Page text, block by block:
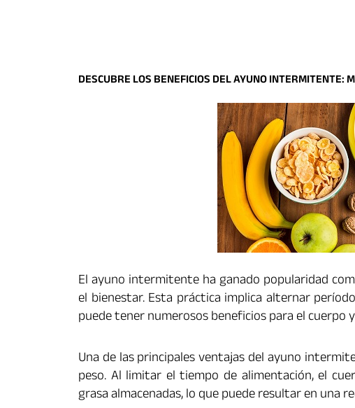
DESCUBRE LOS BENEFICIOS DEL AYUNO INTERMITENTE:
El ayuno intermitente ha ganado popularidad
el bienestar. Esta práctica implica alternar
puede tener numerosos beneficios para el cuerpo
Una de las principales ventajas del ayuno
peso. Al limitar el tiempo de alimentación, el
grasa almacenadas, lo que puede resultar en una